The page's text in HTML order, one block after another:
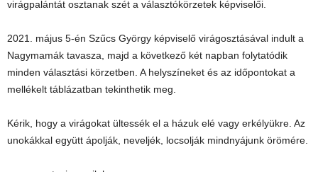
virágpalántát osztanak szét a választókörzetek képviselői.
2021. május 5-én Szűcs György képviselő virágosztásával indult a
Nagymamák tavasza, majd a következő két napban folytatódik
minden választási körzetben. A helyszíneket és az időpontokat a
mellékelt táblázatban tekinthetik meg.
Kérik, hogy a virágokat ültessék el a házuk elé vagy erkélyükre. Az
unokákkal együtt ápolják, neveljék, locsolják mindnyájunk örömére.